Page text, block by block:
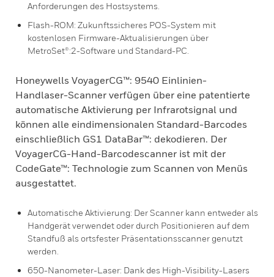
Anforderungen des Hostsystems.
Flash-ROM: Zukunftssicheres POS-System mit
kostenlosen Firmware-Aktualisierungen über
MetroSet®:2-Software und Standard-PC.
Honeywells VoyagerCG™: 9540 Einlinien-
Handlaser-Scanner verfügen über eine patentierte
automatische Aktivierung per Infrarotsignal und
können alle eindimensionalen Standard-Barcodes
einschließlich GS1 DataBar™: dekodieren. Der
VoyagerCG-Hand-Barcodescanner ist mit der
CodeGate™: Technologie zum Scannen von Menüs
ausgestattet.
Automatische Aktivierung: Der Scanner kann entweder als
Handgerät verwendet oder durch Positionieren auf dem
Standfuß als ortsfester Präsentationsscanner genutzt
werden.
650-Nanometer-Laser: Dank des High-Visibility-Lasers